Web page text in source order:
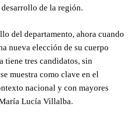
de la región.
del departamento, ahora cuando
nueva elección de su cuerpo
tiene tres candidatos, sin
muestra como clave en el
nacional y con mayores
Lucía Villalba.